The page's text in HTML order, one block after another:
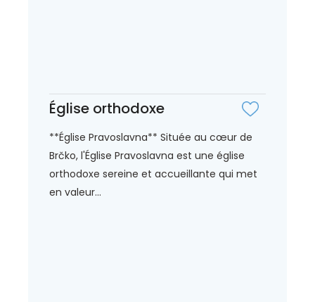
Église orthodoxe
**Église Pravoslavna** Située au cœur de
Brčko, l'Église Pravoslavna est une église
orthodoxe sereine et accueillante qui met
en valeur...